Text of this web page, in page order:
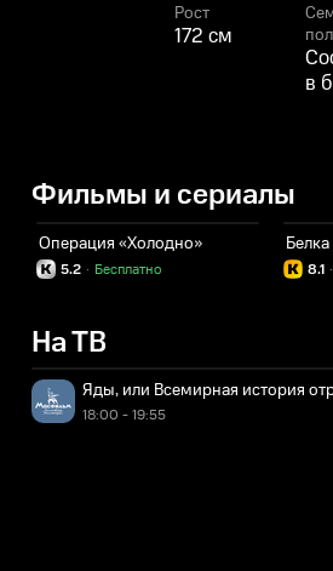
Рост
172 см
в
Фильмы и сериалы
Операция «Холодно»
5.2 Бесплатно
· 8.1 ·
На ТВ
Яды, или Всемирная история
18:00 - 19:55